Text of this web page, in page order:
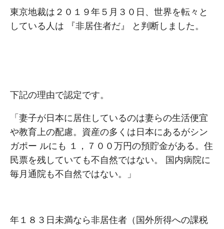
東京地裁は２０１９年５⽉３０⽇、世界を転々と
している⼈は 『⾮居住者だ』 と判断しました。
下記の理由で認定です。
「妻⼦が⽇本に居住しているのは妻らの⽣活便宜
や教育上の配慮。資産の多くは⽇本にあるがシン
ガポー ルにも １，７００万円の預貯⾦がある。住
⺠票を残していても不⾃然ではない。 国内病院に
毎⽉通院も不⾃然ではない。」
年１８３⽇未満なら⾮居住者（国外所得への課税